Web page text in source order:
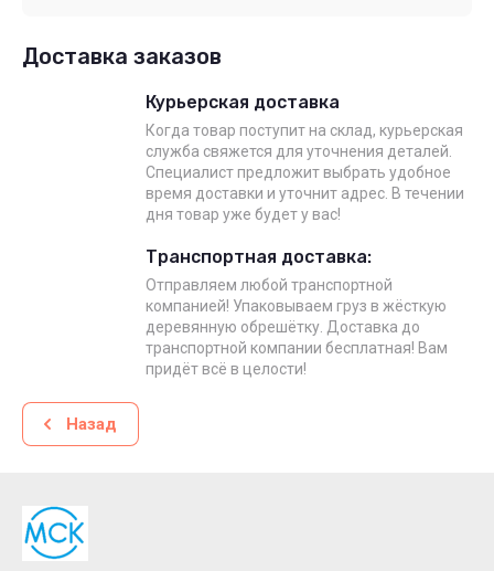
Доставка заказов
Курьерская доставка
Когда товар поступит на склад, курьерская
служба свяжется для уточнения деталей.
Специалист предложит выбрать удобное
время доставки и уточнит адрес. В течении
дня товар уже будет у вас!
Транспортная доставка:
Отправляем любой транспортной
компанией! Упаковываем груз в жёсткую
деревянную обрешётку. Доставка до
транспортной компании бесплатная! Вам
придёт всё в целости!
Назад